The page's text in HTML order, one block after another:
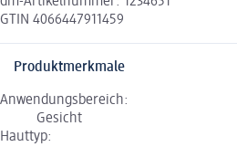
GTIN 4066447911459
Produktmerkmale
Anwendungsbereich:
Gesicht
Hauttyp: